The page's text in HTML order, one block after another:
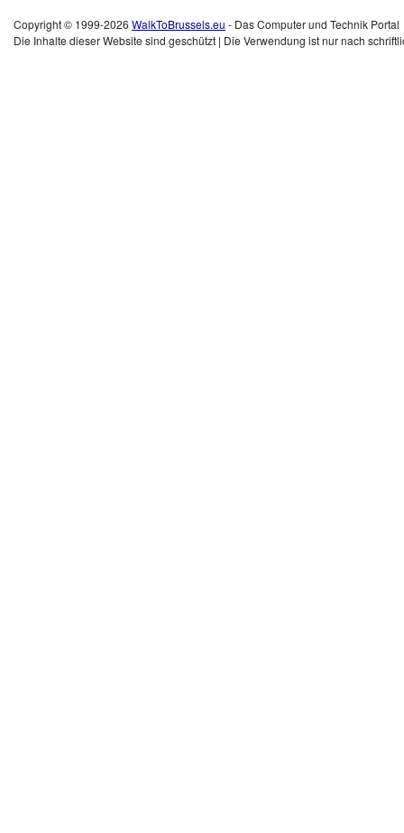
Copyright © 1999-2026 WalkToBrussels.eu - Das Computer und Technik Portal
Die Inhalte dieser Website sind geschützt | Die Verwendung ist nur nach